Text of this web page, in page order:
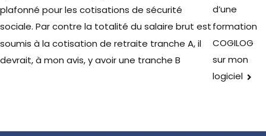
plafonné pour les cotisations de sécurité
sociale. Par contre la totalité du salaire brut est
soumis à la cotisation de retraite tranche A, il
devrait, à mon avis, y avoir une tranche B
d’une
formation
COGILOG
sur mon
logiciel